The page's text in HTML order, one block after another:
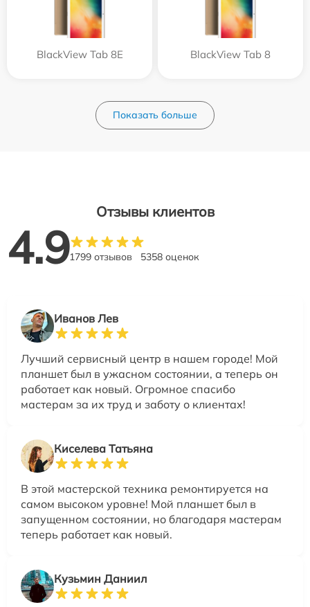
BlackView Tab 8E BlackView Tab 8
Показать больше
Отзывы клиентов
4.91799 отзывов 5358 оценок
Иванов Лев
Лучший сервисный центр в нашем городе! Мой
планшет был в ужасном состоянии, а теперь он
работает как новый. Огромное спасибо
мастерам за их труд и заботу о клиентах!
Киселева Татьяна
В этой мастерской техника ремонтируется на
самом высоком уровне! Мой планшет был в
запущенном состоянии, но благодаря мастерам
теперь работает как новый.
Кузьмин Даниил